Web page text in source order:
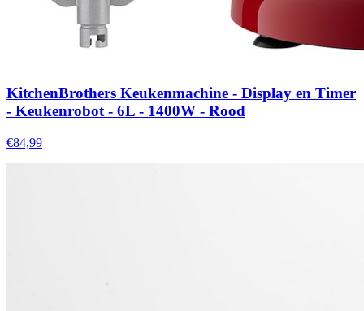
KitchenBrothers Keukenmachine - Display en Timer
- Keukenrobot - 6L - 1400W - Rood
€84,99